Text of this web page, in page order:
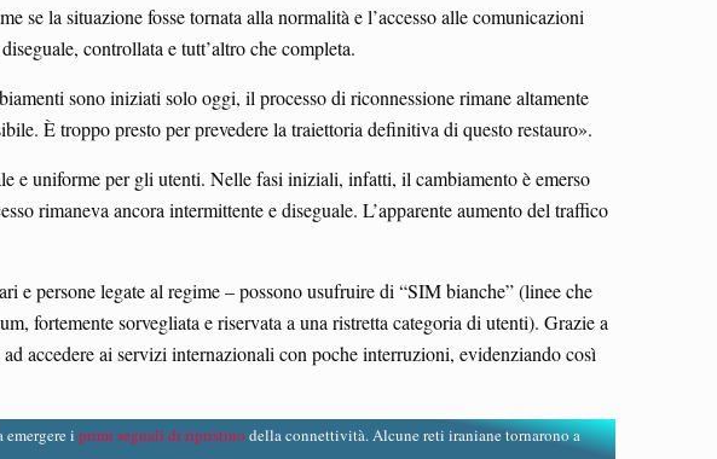
se la situazione fosse tornata alla normalità e l’accesso alle comunicazioni
controllata e tutt’altro che completa.
sono iniziati solo oggi, il processo di riconnessione rimane altamente
È troppo presto per prevedere la traiettoria definitiva di questo restauro».
e uniforme per gli utenti. Nelle fasi iniziali, infatti, il cambiamento è emerso
rimaneva ancora intermittente e diseguale. L’apparente aumento del traffico
e persone legate al regime – possono usufruire di “SIM bianche” (linee che
fortemente sorvegliata e riservata a una ristretta categoria di utenti). Grazie a
accedere ai servizi internazionali con poche interruzioni, evidenziando così
i primi segnali di ripristino della connettività. Alcune reti iraniane tornarono a